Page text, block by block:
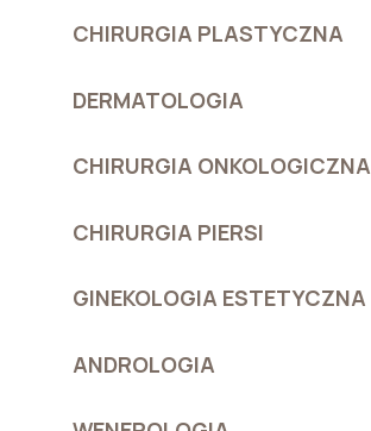
CHIRURGIA PLASTYCZNA
DERMATOLOGIA
CHIRURGIA ONKOLOGICZNA
CHIRURGIA PIERSI
GINEKOLOGIA ESTETYCZNA
ANDROLOGIA